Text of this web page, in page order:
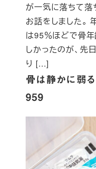
骨は静かに弱る
959
が一気に落ちて落
お話をしました。
は95％ほどで骨
しかったのが、先
り […]